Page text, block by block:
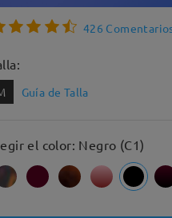
426
Guía de Talla
el color: Negro (C1)